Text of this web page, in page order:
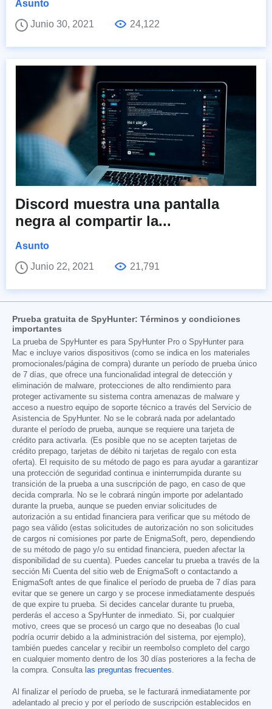
Asunto
Junio 30, 2021
24,122
Discord muestra una pantalla
negra al compartir la...
Asunto
Junio 22, 2021
21,791
Prueba gratuita de SpyHunter: Términos y condiciones
importantes
La prueba de SpyHunter es para SpyHunter Pro o SpyHunter para
Mac e incluye varios dispositivos (como se indica en los materiales
promocionales/página de compra) durante un período de prueba único
de 7 días, que ofrece una funcionalidad integral de detección y
eliminación de malware, protecciones de alto rendimiento para
proteger activamente su sistema contra amenazas de malware y
acceso a nuestro equipo de soporte técnico a través del Servicio de
Asistencia de SpyHunter. No se le cobrará nada por adelantado
durante el período de prueba, aunque se requiere una tarjeta de
crédito para activarla. (Es posible que no se acepten tarjetas de
crédito prepago, tarjetas de débito ni tarjetas de regalo con esta
oferta). El requisito de su método de pago es para ayudar a garantizar
una protección de seguridad continua e ininterrumpida durante su
transición de la prueba a una suscripción de pago, en caso de que
decida comprarla. No se le cobrará ningún importe por adelantado
durante la prueba, aunque se pueden enviar solicitudes de
autorización a su entidad financiera para verificar que su método de
pago sea válido (estas solicitudes de autorización no son solicitudes
de cargos ni comisiones por parte de EnigmaSoft, pero, dependiendo
de su método de pago y/o su entidad financiera, pueden afectar la
disponibilidad de su cuenta). Puedes cancelar tu prueba a través de la
sección Mi Cuenta del sitio web de EnigmaSoft o contactando a
EnigmaSoft antes de que finalice el período de prueba de 7 días para
evitar que se genere un cargo y se procese inmediatamente después
de que expire tu prueba. Si decides cancelar durante tu prueba,
perderás el acceso a SpyHunter de inmediato. Si, por cualquier
motivo, crees que se procesó un cargo que no deseabas (lo cual
podría ocurrir debido a la administración del sistema, por ejemplo),
también puedes cancelar y recibir un reembolso completo del cargo
en cualquier momento dentro de los 30 días posteriores a la fecha de
la compra. Consulta las preguntas frecuentes.
Al finalizar el período de prueba, se le facturará inmediatamente por
adelantado al precio y por el período de suscripción establecidos en